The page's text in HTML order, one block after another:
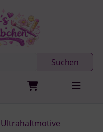
Suchen
Ultrahaftmotive